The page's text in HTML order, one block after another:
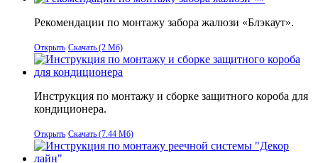
Рекомендации по монтажу забора жалюзи «Блэкаут».
Открыть Скачать (2 Мб)
Инструкция по монтажу и сборке защитного короба для
кондиционера.
Открыть Скачать (7.44 Мб)